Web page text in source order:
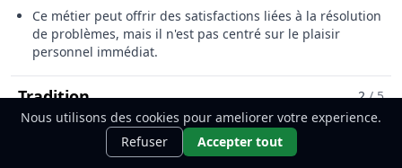
Ce métier peut offrir des satisfactions liées à la résolution
de problèmes, mais il n'est pas centré sur le plaisir
personnel immédiat.
TraditionPour Le Métier De Assureur / 2 / 5
La tradition exprime l'attachement aux coutumes, aux
croyances et aux pratiques culturelles ou religieuses
Ce métier t'intéresse ?Découvre
comment le devenir.
Nous utilisons des cookies pour ameliorer votre experience.
Refuser
Accepter tout